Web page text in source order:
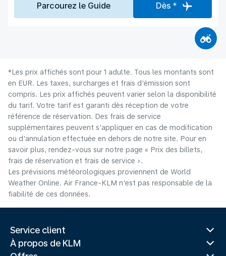
Parcourez le Guide Dès *
*Les prix affichés sont pour 1 adulte. Tous les montants sont
en EUR. Les taxes, surcharges et frais d'émission sont
compris. Les prix affichés peuvent varier selon la disponibilité
du tarif. Votre tarif est garanti dès réception de votre
référence de réservation. Des frais de service
supplémentaires peuvent s'appliquer en cas de modification
ou d'annulation effectuée en dehors de notre site. Pour en
savoir plus, rendez-vous sur notre page « Prix des billets,
frais de réservation et frais de service ».
Les prévisions météorologiques proviennent de World
Weather Online. Air France-KLM n'est pas responsable de la
fiabilité de ces données.
Service client
À propos de KLM